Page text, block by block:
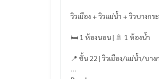
วิวเมือง + วิวแม่น้ำ + วิวบางก
🛏 1 ห้องนอน | 🚿 1 ห้องน้ำ
📍 ชั้น 22 | วิวเมือง/แม่น้ำ/บาง